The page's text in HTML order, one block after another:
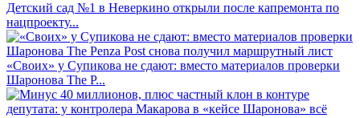
Детский сад №1 в Неверкино открыли после капремонта по
нацпроекту...
«Своих» у Супикова не сдают: вместо материалов проверки
Шаронова The P...